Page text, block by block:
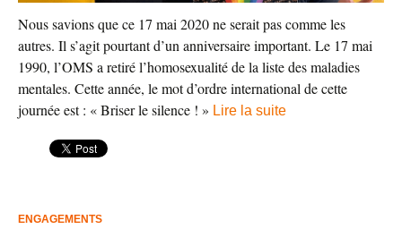
Nous savions que ce 17 mai 2020 ne serait pas comme les
autres. Il s’agit pourtant d’un anniversaire important. Le 17 mai
1990, l’OMS a retiré l’homosexualité de la liste des maladies
mentales. Cette année, le mot d’ordre international de cette
journée est : « Briser le silence ! » Lire la suite
ENGAGEMENTS